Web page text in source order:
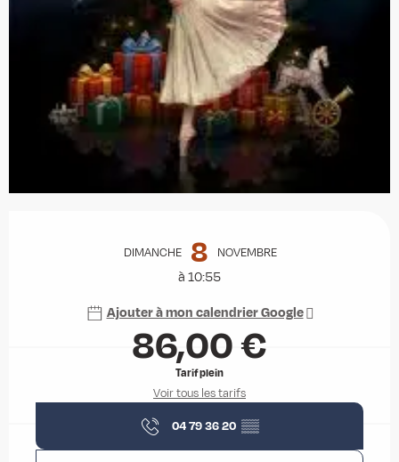
DIMANCHE 8 NOVEMBRE
à 10:55
Ajouter à mon calendrier Google
86,00 €
Tarif plein
Voir tous les tarifs
04 79 36 20 ▒▒